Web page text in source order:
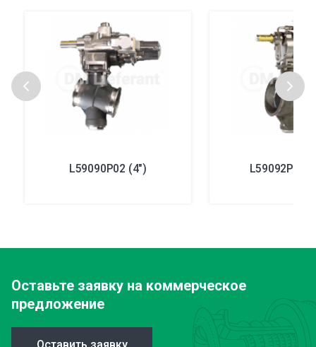
L59090P02 (4″) L59092P03
Оставьте заявку на коммерческое
предложение